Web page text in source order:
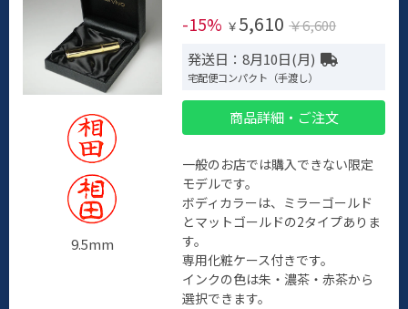
9.5mm
-15% ￥ 5,610 ￥6,600
発送日：8月10日(月)
宅配便コンパクト（手渡し）
商品詳細・ご注文
一般のお店では購入できない限定
モデルです。
ボディカラーは、ミラーゴールド
とマットゴールドの2タイプありま
す。
専用化粧ケース付きです。
インクの色は朱・濃茶・赤茶から
選択できます。